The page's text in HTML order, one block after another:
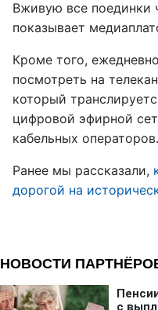
Вживую все поединки
показывает
Кроме того,
посмотреть на
который
цифровой эфирной
кабельных операторов.
Ранее мы рассказали,
дорогой на